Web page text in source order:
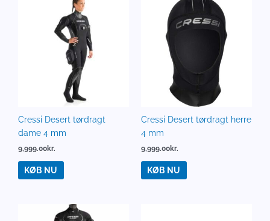
Cressi Desert tørdragt
dame 4 mm
9,999.00kr.
KØB NU
Cressi Desert tørdragt herre
4 mm
9,999.00kr.
KØB NU